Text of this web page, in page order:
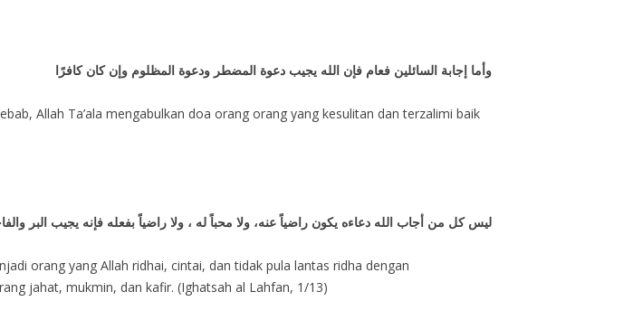
وأما إجابة السائلين فعام فإن الله يجيب دعوة المضطر ودعوة المظلوم وإن كان كافرًا
Allah Ta’ala mengabulkan doa orang orang yang kesulitan dan terzalimi baik
ليس كل من أجاب الله دعاءه يكون راضياً عنه، ولا محباً له ، ولا راضياً بفعله فإنه يجيب البر
orang yang Allah ridhai, cintai, dan tidak pula lantas ridha dengan
jahat, mukmin, dan kafir. (Ighatsah al Lahfan, 1/13)